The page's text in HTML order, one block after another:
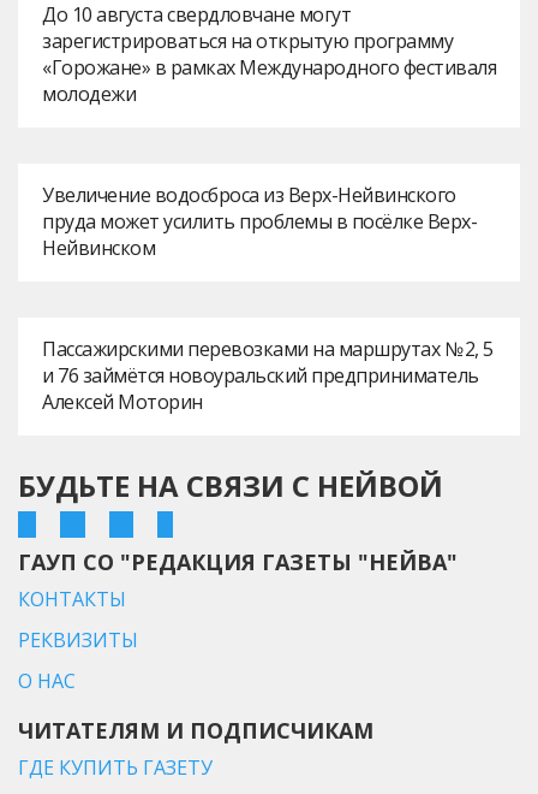
До 10 августа свердловчане могут
зарегистрироваться на открытую программу
«Горожане» в рамках Международного фестиваля
молодежи
Увеличение водосброса из Верх-Нейвинского
пруда может усилить проблемы в посёлке Верх-
Нейвинском
Пассажирскими перевозками на маршрутах № 2, 5
и 76 займётся новоуральский предприниматель
Алексей Моторин
БУДЬТЕ НА СВЯЗИ С НЕЙВОЙ
ГАУП СО "РЕДАКЦИЯ ГАЗЕТЫ "НЕЙВА"
КОНТАКТЫ
РЕКВИЗИТЫ
О НАС
ЧИТАТЕЛЯМ И ПОДПИСЧИКАМ
ГДЕ КУПИТЬ ГАЗЕТУ